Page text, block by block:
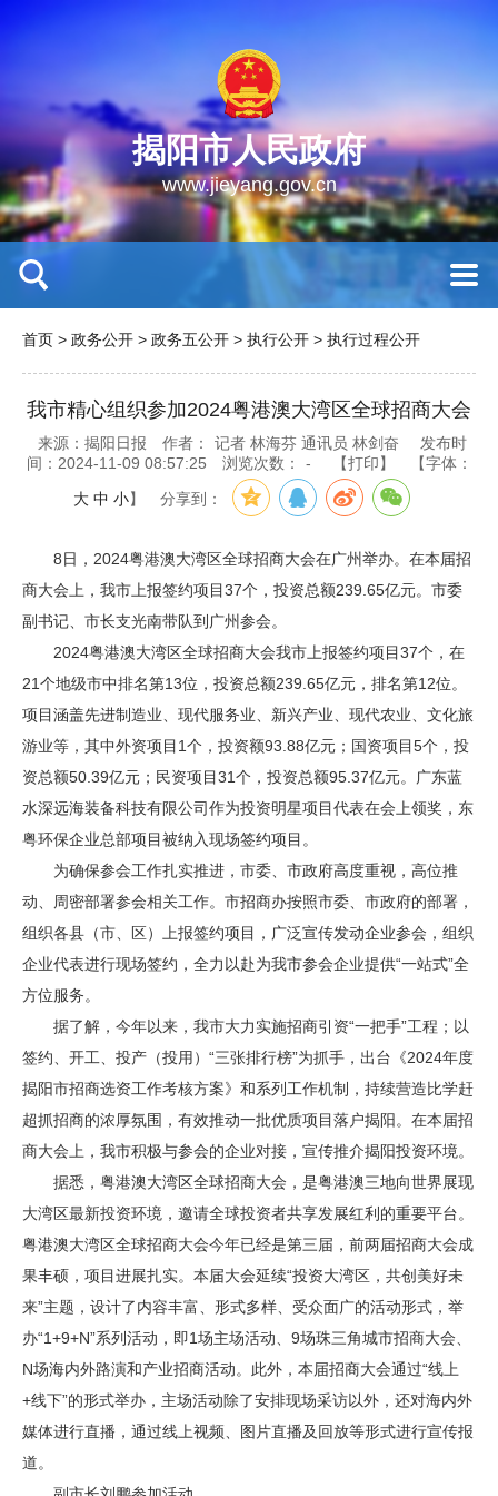
揭阳市人民政府
www.jieyang.gov.cn
首页 > 政务公开 > 政务五公开 > 执行公开 > 执行过程公开
我市精心组织参加2024粤港澳大湾区全球招商大会
来源：揭阳日报 作者： 记者 林海芬 通讯员 林剑奋
发布时
间：2024-11-09 08:57:25
浏览次数： - 【打印】 【字体：
大 中 小】 分享到：
8日，2024粤港澳大湾区全球招商大会在广州举办。在本届招
商大会上，我市上报签约项目37个，投资总额239.65亿元。市委
副书记、市长支光南带队到广州参会。
2024粤港澳大湾区全球招商大会我市上报签约项目37个，在
21个地级市中排名第13位，投资总额239.65亿元，排名第12位。
项目涵盖先进制造业、现代服务业、新兴产业、现代农业、文化旅
游业等，其中外资项目1个，投资额93.88亿元；国资项目5个，投
资总额50.39亿元；民资项目31个，投资总额95.37亿元。广东蓝
水深远海装备科技有限公司作为投资明星项目代表在会上领奖，东
粤环保企业总部项目被纳入现场签约项目。
为确保参会工作扎实推进，市委、市政府高度重视，高位推
动、周密部署参会相关工作。市招商办按照市委、市政府的部署，
组织各县（市、区）上报签约项目，广泛宣传发动企业参会，组织
企业代表进行现场签约，全力以赴为我市参会企业提供“一站式”全
方位服务。
据了解，今年以来，我市大力实施招商引资“一把手”工程；以
签约、开工、投产（投用）“三张排行榜”为抓手，出台《2024年度
揭阳市招商选资工作考核方案》和系列工作机制，持续营造比学赶
超抓招商的浓厚氛围，有效推动一批优质项目落户揭阳。在本届招
商大会上，我市积极与参会的企业对接，宣传推介揭阳投资环境。
据悉，粤港澳大湾区全球招商大会，是粤港澳三地向世界展现
大湾区最新投资环境，邀请全球投资者共享发展红利的重要平台。
粤港澳大湾区全球招商大会今年已经是第三届，前两届招商大会成
果丰硕，项目进展扎实。本届大会延续“投资大湾区，共创美好未
来”主题，设计了内容丰富、形式多样、受众面广的活动形式，举
办“1+9+N”系列活动，即1场主场活动、9场珠三角城市招商大会、
N场海内外路演和产业招商活动。此外，本届招商大会通过“线上
+线下”的形式举办，主场活动除了安排现场采访以外，还对海内外
媒体进行直播，通过线上视频、图片直播及回放等形式进行宣传报
道。